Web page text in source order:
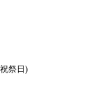
祭日)